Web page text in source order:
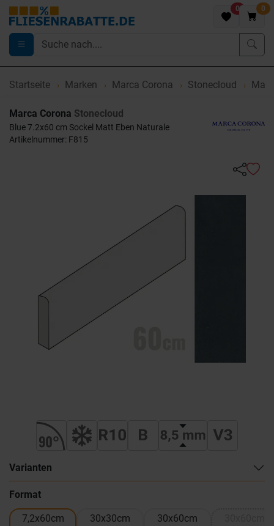
0 0
Startseite Marken Marca Corona Stonecloud
Marca Corona Stonecloud
Blue 7.2x60 cm Sockel Matt Eben Naturale
Artikelnummer: F815
Varianten
Format
7,2x60cm 30x30cm 30x60cm